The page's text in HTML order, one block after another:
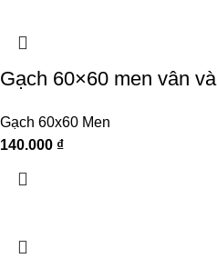
Gạch 60×60 men vân
Gạch 60x60 Men
140.000 ₫